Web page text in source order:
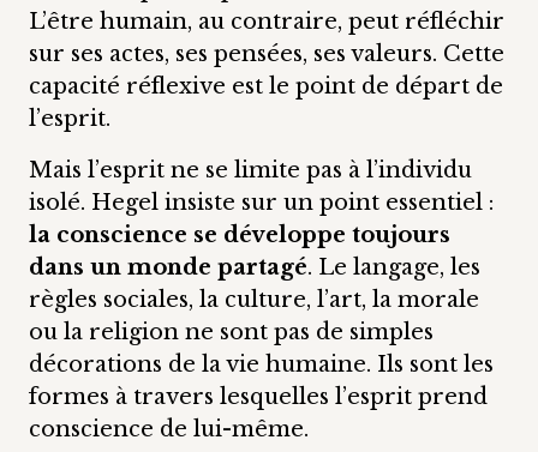
L’être humain, au contraire, peut réfléchir
sur ses actes, ses pensées, ses valeurs. Cette
capacité réflexive est le point de départ de
l’esprit.
Mais l’esprit ne se limite pas à l’individu
isolé. Hegel insiste sur un point essentiel :
la conscience se développe toujours
dans un monde partagé. Le langage, les
règles sociales, la culture, l’art, la morale
ou la religion ne sont pas de simples
décorations de la vie humaine. Ils sont les
formes à travers lesquelles l’esprit prend
conscience de lui-même.